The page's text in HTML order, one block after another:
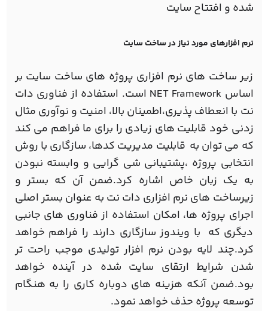
شده و افتتاح سايت
نرم افزارهای مورد نیاز در ساخت سایت
زير ساخت های نرم افزاری پروژه های ساخت سایت بر
اساس NET Framework است. استفاده از فناوری دات
نت با انعطاف پذيری،اطمينان بالا، امنیت و نوآوری مثال
زدنی خود قابليت های زیادی را برای ما فراهم می کند
كه می توان به قابليت مديريت كدها، سازگاری با روش
انتخابی پروژه ،پشتیبانی شی گرایی و وابسته نبودن
به يك زبان خاص اشاره کرد.ضمن آن كه بستر و
زيرساخت های نرم افزاری دات نت به عنوان بستر اصلي
اجرای پروژه ها، امكان استفاده از فناوری های جانبی
ديگری كه با ویندوز سازگاری دارند را فراهم خواهد
كرد.چند لايه بودن نرم افزار توليدی موجب راحت تر
شدن شرايط ارتقای سایت شده در آينده خواهد
بود.ضمن آنكه هزينه های دوباره كاری را به هنگام
توسعه پروژه حذف خواهد نمود.